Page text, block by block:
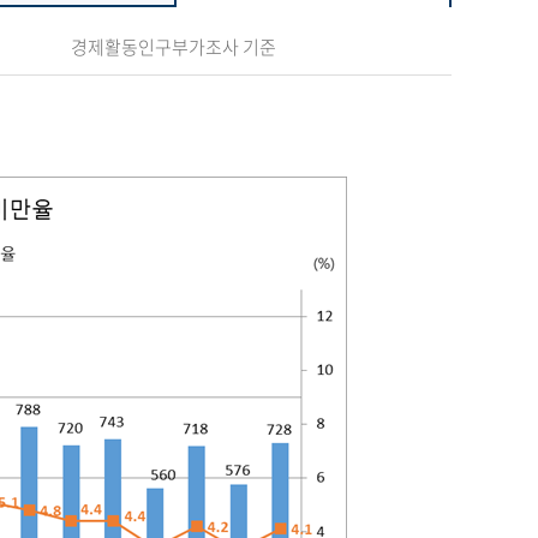
경제활동인구부가조사 기준